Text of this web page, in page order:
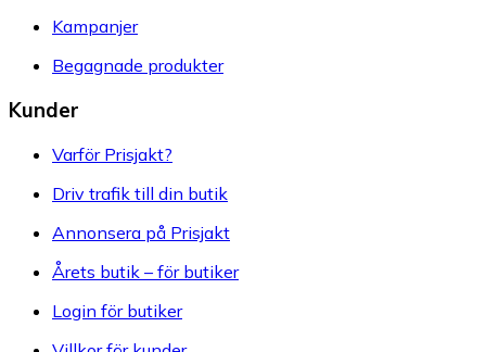
Kampanjer
Begagnade produkter
Kunder
Varför Prisjakt?
Driv trafik till din butik
Annonsera på Prisjakt
Årets butik – för butiker
Login för butiker